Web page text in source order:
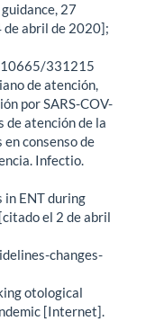
27
abril de 2020];
331215
de atención,
por SARS-COV-
atención de la
en consenso de
Infectio.
in ENT during
el 2 de abril
changes-
otological
[Internet].